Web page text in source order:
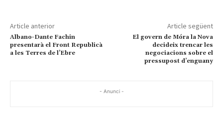
Article anterior
Albano-Dante Fachin
presentarà el Front Republicà
a les Terres de l’Ebre
Article següent
El govern de Móra la Nova
decideix trencar les
negociacions sobre el
pressupost d’enguany
- Anunci -